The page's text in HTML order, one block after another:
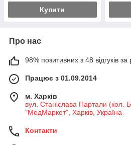
Купити
Про нас
98% позитивних з 48 відгуків за
Працює з 01.09.2014
м. Харків
вул. Станіслава Партали (кол.
"МедМаркет", Харків, Україна
Контакти